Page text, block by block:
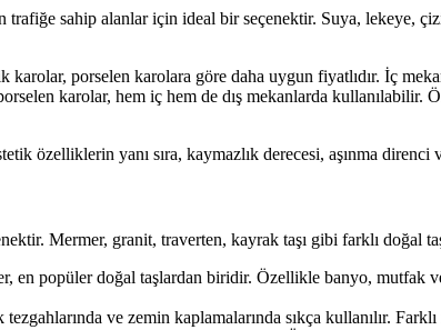
sahip alanlar için ideal bir seçenektir. Suya, lekeye,
porselen karolara göre daha uygun fiyatlıdır. İç
karolar, hem iç hem de dış mekanlarda
özelliklerin yanı sıra, kaymazlık derecesi, aşınma
Mermer, granit, traverten, kayrak taşı gibi farklı doğal
en popüler doğal taşlardan biridir. Özellikle banyo, mutfak
ve zemin kaplamalarında sıkça kullanılır.